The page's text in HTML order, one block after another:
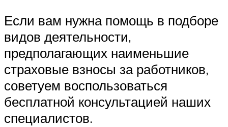
Если вам нужна помощь в подборе
видов деятельности,
предполагающих наименьшие
страховые взносы за работников,
советуем воспользоваться
бесплатной консультацией наших
специалистов.